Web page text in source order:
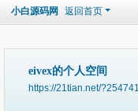
小白源码网 返回首页
eivex的个人空间
https://21tian.net/?254741